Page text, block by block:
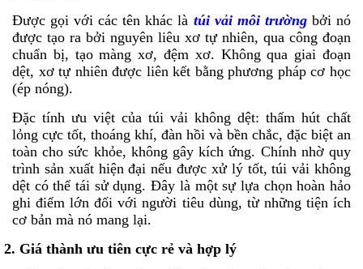
Được gọi với các tên khác là túi vải môi trường bởi nó
được tạo ra bởi nguyên liêu xơ tự nhiên, qua công đoạn
chuẩn bị, tạo màng xơ, đệm xơ. Không qua giai đoạn
dệt, xơ tự nhiên được liên kết bằng phương pháp cơ học
(ép nóng).
Đặc tính ưu việt của túi vải không dệt: thấm hút chất
lỏng cực tốt, thoáng khí, đàn hồi và bền chắc, đặc biệt an
toàn cho sức khỏe, không gây kích ứng. Chính nhờ quy
trình sản xuất hiện đại nếu được xử lý tốt, túi vải không
dệt có thể tái sử dụng. Đây là một sự lựa chọn hoàn hảo
ghi điểm lớn đối với người tiêu dùng, từ những tiện ích
cơ bản mà nó mang lại.
2. Giá thành ưu tiên cực rẻ và hợp lý